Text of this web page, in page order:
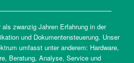
als zwanzig Jahren Erfahrung in der
und Dokumentensteuerung. Unser
umfasst unter anderem: Hardware,
Beratung, Analyse, Service und